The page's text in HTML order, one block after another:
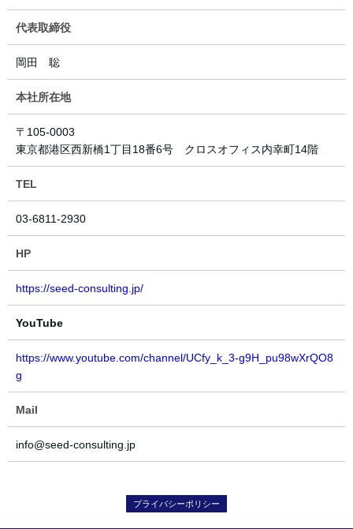
代表取締役
岡田 聡
本社所在地
〒105-0003
東京都港区西新橋1丁目18番6号 クロスオフィス内幸町14階
TEL
03-6811-2930
HP
https://seed-consulting.jp/
YouTube
https://www.youtube.com/channel/UCfy_k_3-g9H_pu98wXrQO8
g
Mail
info@seed-consulting.jp
プライバシーポリシー